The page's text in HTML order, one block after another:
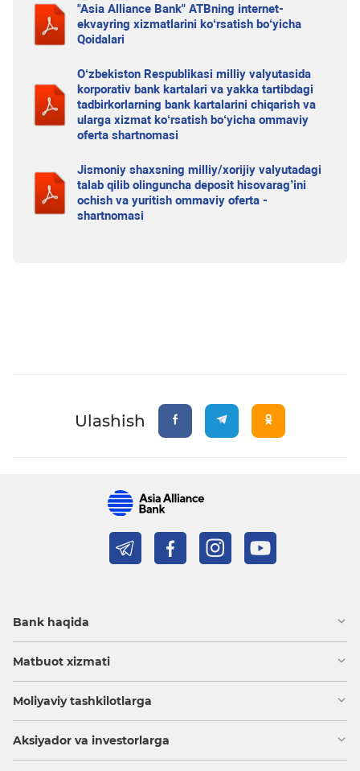
"Asia Alliance Bank" ATBning internet-
ekvayring xizmatlarini ko‘rsatish bo‘yicha
Qoidalari
O‘zbekiston Respublikasi milliy valyutasida
korporativ bank kartalari va yakka tartibdagi
tadbirkorlarning bank kartalarini chiqarish va
ularga xizmat ko‘rsatish bo‘yicha ommaviy
oferta shartnomasi
Jismoniy shaxsning milliy/xorijiy valyutadagi
talab qilib olinguncha deposit hisovarag’ini
ochish va yuritish ommaviy oferta -
shartnomasi
Ulashish
Bank haqida
Matbuot xizmati
Moliyaviy tashkilotlarga
Aksiyador va investorlarga